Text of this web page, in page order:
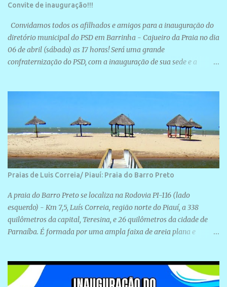
Convite de inauguração!!!
Convidamos todos os afilhados e amigos para a inauguração do
diretório municipal do PSD em Barrinha - Cajueiro da Praia no dia
06 de abril (sábado) as 17 horas! Será uma grande
confraternização do PSD, com a inauguração de sua sede e a
Praias de Luis Correia/ Piauí: Praia do Barro Preto
A praia do Barro Preto se localiza na Rodovia PI-116 (lado
esquerdo) - Km 7,5, Luís Correia, região norte do Piauí, a 338
quilômetros da capital, Teresina, e 26 quilômetros da cidade de
Parnaíba. É formada por uma ampla faixa de areia plana e
devido ao extensivo molhe de pedras que não chegam a 2 metros
de altura, não apresentando dunas em seu espaço geográfico. Não